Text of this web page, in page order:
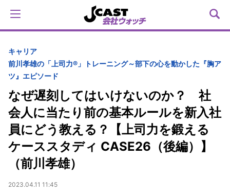
キャリア
前川孝雄の「上司力®」トレーニング～部下の心を動かした『胸ア
ツ』エピソード
なぜ遅刻してはいけないのか？ 社
会人に当たり前の基本ルールを新入社
員にどう教える？【上司力を鍛える
ケーススタディ CASE26（後編）】
（前川孝雄）
2023.04.11 11:45